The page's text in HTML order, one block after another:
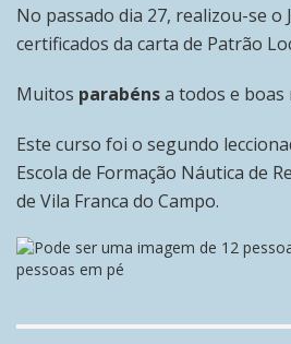
No passado dia 27, realizou-se o
certificados da carta de Patrão
Muitos parabénsa todos e boas
Este curso foi o segundo
Escola de Formação Náutica de
de Vila Franca do Campo.